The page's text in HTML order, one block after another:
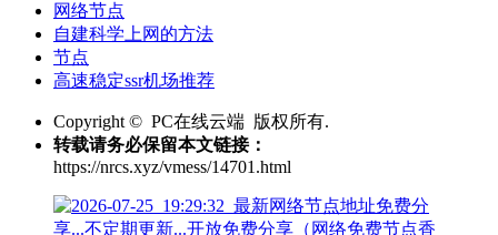
网络节点
自建科学上网的方法
节点
高速稳定ssr机场推荐
Copyright © PC在线云端 版权所有.
转载请务必保留本文链接：
https://nrcs.xyz/vmess/14701.html